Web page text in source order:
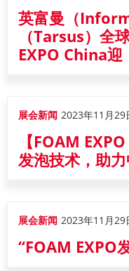
英富曼（
（Tarsus）全
EXPO China迎
展会新闻 2023年11月29
【FOAM
发泡技术，助
展会新闻 2023年11月29
“FOAM EXPO